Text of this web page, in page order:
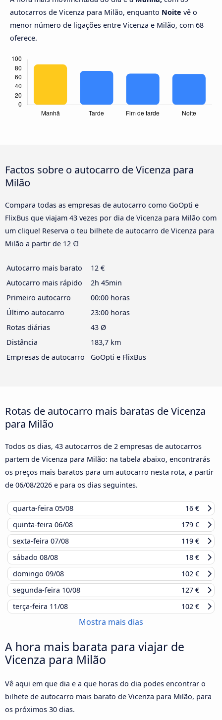
autocarros de Vicenza para Milão, enquanto Noite vê o
menor número de ligações entre Vicenza e Milão, com 68
oferece.
Factos sobre o autocarro de Vicenza para
Milão
Compara todas as empresas de autocarro como GoOpti e
FlixBus que viajam 43 vezes por dia de Vicenza para Milão com
um clique! Reserva o teu bilhete de autocarro de Vicenza para
Milão a partir de 12 €!
Autocarro mais barato
12 €
Autocarro mais rápido
2h 45min
Primeiro autocarro
00:00 horas
Último autocarro
23:00 horas
Rotas diárias
43 Ø
Distância
183,7 km
Empresas de autocarro
GoOpti e FlixBus
Rotas de autocarro mais baratas de Vicenza
para Milão
Todos os dias, 43 autocarros de 2 empresas de autocarros
partem de Vicenza para Milão: na tabela abaixo, encontrarás
os preços mais baratos para um autocarro nesta rota, a partir
de 06/08/2026 e para os dias seguintes.
quarta-feira 05/08
16 €
quinta-feira 06/08
179 €
sexta-feira 07/08
119 €
sábado 08/08
18 €
domingo 09/08
102 €
segunda-feira 10/08
127 €
terça-feira 11/08 102 €
Mostra mais dias
A hora mais barata para viajar de
Vicenza para Milão
Vê aqui em que dia e a que horas do dia podes encontrar o
bilhete de autocarro mais barato de Vicenza para Milão, para
os próximos 30 dias.